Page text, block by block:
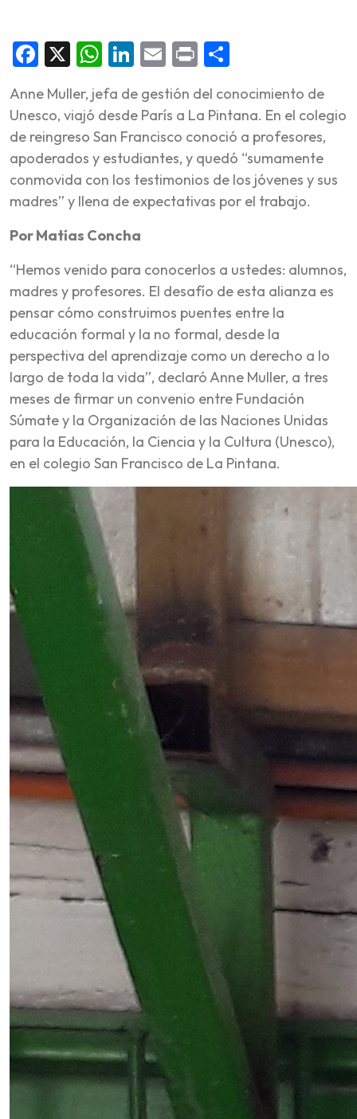
Facebook
X WhatsApp
LinkedIn
Email
Print
Anne Muller, jefa de gestión del conocimiento de
Unesco, viajó desde París a La Pintana. En el colegio
de reingreso San Francisco conoció a profesores,
apoderados y estudiantes, y quedó “sumamente
conmovida con los testimonios de los jóvenes y sus
madres” y llena de expectativas por el trabajo.
Por Matías Concha
“Hemos venido para conocerlos a ustedes: alumnos,
madres y profesores. El desafío de esta alianza es
pensar cómo construimos puentes entre la
educación formal y la no formal, desde la
perspectiva del aprendizaje como un derecho a lo
largo de toda la vida”, declaró Anne Muller, a tres
meses de firmar un convenio entre Fundación
Súmate y la Organización de las Naciones Unidas
para la Educación, la Ciencia y la Cultura (Unesco),
en el colegio San Francisco de La Pintana.